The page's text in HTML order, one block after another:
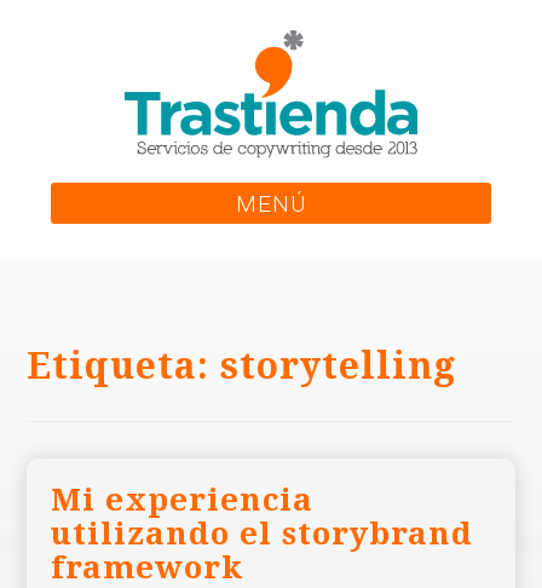
MENÚ
Etiqueta:storytelling
Mi experiencia
utilizando el storybrand
framework